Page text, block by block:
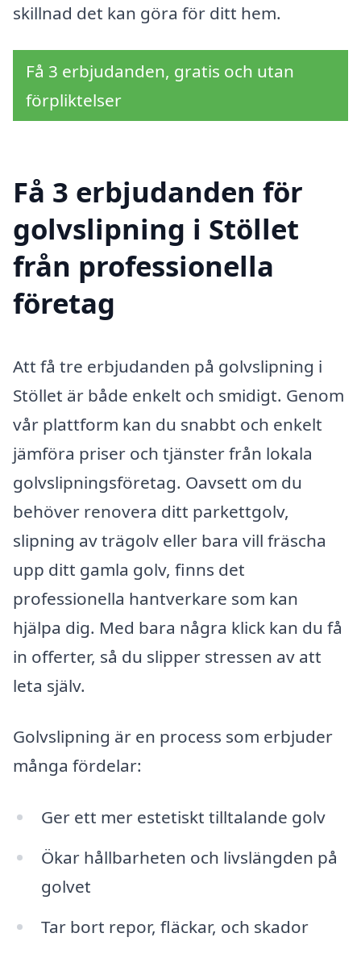
skillnad det kan göra för ditt hem.
Få 3 erbjudanden, gratis och utan
förpliktelser
Få 3 erbjudanden för
golvslipning i Stöllet
från professionella
företag
Att få tre erbjudanden på golvslipning i
Stöllet är både enkelt och smidigt. Genom
vår plattform kan du snabbt och enkelt
jämföra priser och tjänster från lokala
golvslipningsföretag. Oavsett om du
behöver renovera ditt parkettgolv,
slipning av trägolv eller bara vill fräscha
upp ditt gamla golv, finns det
professionella hantverkare som kan
hjälpa dig. Med bara några klick kan du få
in offerter, så du slipper stressen av att
leta själv.
Golvslipning är en process som erbjuder
många fördelar:
Ger ett mer estetiskt tilltalande golv
Ökar hållbarheten och livslängden på
golvet
Tar bort repor, fläckar, och skador